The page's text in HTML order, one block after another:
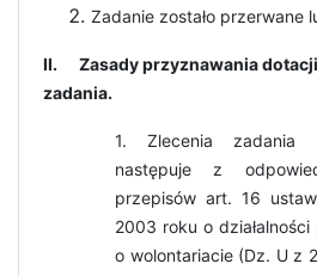
Zadanie zostało przerwane
II. Zasady przyznawania
zadania.
1. Zlecenia zadania
następuje z
przepisów art. 16
2003 roku o
o wolontariacie (Dz. U z